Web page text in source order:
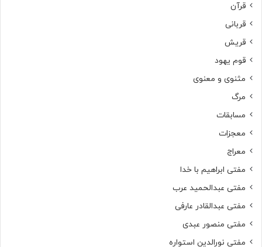
قرآن
قربانی
قریش
قوم یهود
مثنوی و معنوی
مرگ
مسابقات
معجزات
معراج
مفتی ابراهیم با خدا
مفتی عبدالحمید عرب
مفتی عبدالقادر عارفی
مفتی منصور عبدی
مفتی نورالدین استواره